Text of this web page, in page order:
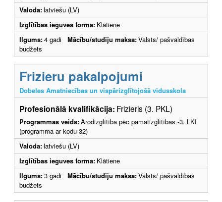
Valoda:latviešu (LV)
Izglītības ieguves forma: Klātiene
Ilgums:4 gadi Mācību/studiju maksa:Valsts/ pašvaldības
budžets
Frizieru pakalpojumi
Dobeles Amatniecības un vispārizglītojošā vidusskola
Profesionālā kvalifikācija: Frizieris (3. PKL)
Programmas veids:Arodizglītība pēc pamatizglītības -3. LKI
(programma ar kodu 32)
Valoda:latviešu (LV)
Izglītības ieguves forma: Klātiene
Ilgums:3 gadi Mācību/studiju maksa:Valsts/ pašvaldības
budžets